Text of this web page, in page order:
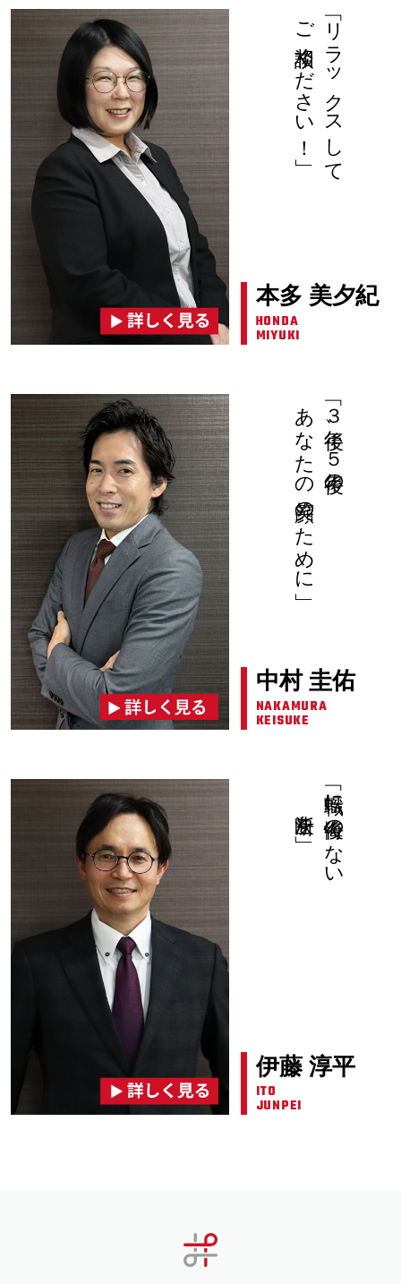
「リラックスして
ご相談ください！」
本多 美夕紀
HONDA
MIYUKI
「３年後、５年後の、
あなたの笑顔のために」
中村 圭佑
NAKAMURA
KEISUKE
「転職に後悔のない
伊藤 淳平
ITO
JUNPEI